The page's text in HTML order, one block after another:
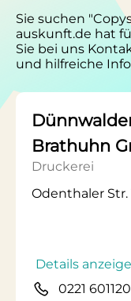
Sie suchen
auskunft.de hat
Sie bei uns
und hilfreiche
Brathuhn
Druckerei
Odenthaler Str.
Details
0221 601120